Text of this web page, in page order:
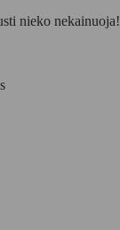
nieko nekainuoja!